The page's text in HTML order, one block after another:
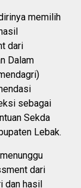
memilih
dari
Dalam
sebagai
Sekda
Lebak.
dari
dan hasil